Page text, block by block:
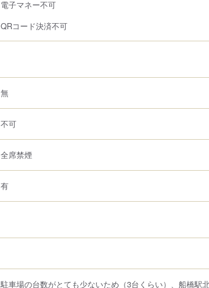
電子マネー不可
QRコード決済不可
無
不可
全席禁煙
有
駐車場の台数がとても少ないため（3台くらい）、船橋駅